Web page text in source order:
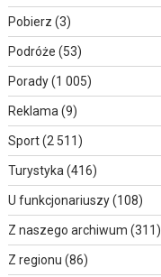
Pobierz (3)
Podróże (53)
Porady(1 005)
Reklama (9)
Sport(2 511)
Turystyka (416)
U funkcjonariuszy(108)
Z naszego archiwum (311)
Z regionu (86)